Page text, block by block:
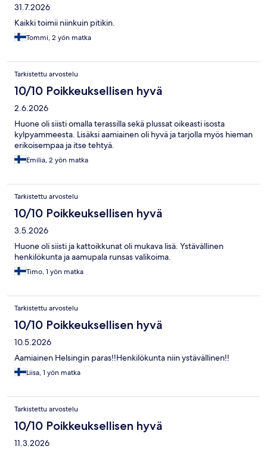
31.7.2026
Kaikki toimii niinkuin pitikin.
Tommi, 2 yön matka
Tarkistettu arvostelu
10/10 Poikkeuksellisen hyvä
2.6.2026
Huone oli siisti omalla terassilla sekä plussat oikeasti isosta
kylpyammeesta. Lisäksi aamiainen oli hyvä ja tarjolla myös hieman
erikoisempaa ja itse tehtyä.
Emilia, 2 yön matka
Tarkistettu arvostelu
10/10 Poikkeuksellisen hyvä
3.5.2026
Huone oli siisti ja kattoikkunat oli mukava lisä. Ystävällinen
henkilökunta ja aamupala runsas valikoima.
Timo, 1 yön matka
Tarkistettu arvostelu
10/10 Poikkeuksellisen hyvä
10.5.2026
Aamiainen Helsingin paras!!Henkilökunta niin ystävällinen!!
Liisa, 1 yön matka
Tarkistettu arvostelu
10/10 Poikkeuksellisen hyvä
11.3.2026